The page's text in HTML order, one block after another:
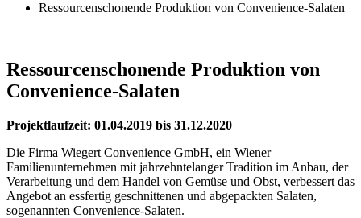
Ressourcenschonende Produktion von Convenience-Salaten
Ressourcenschonende Produktion von
Convenience-Salaten
Projektlaufzeit: 01.04.2019 bis 31.12.2020
Die Firma Wiegert Convenience GmbH, ein Wiener
Familienunternehmen mit jahrzehntelanger Tradition im Anbau, der
Verarbeitung und dem Handel von Gemüse und Obst, verbessert das
Angebot an essfertig geschnittenen und abgepackten Salaten,
sogenannten Convenience-Salaten.